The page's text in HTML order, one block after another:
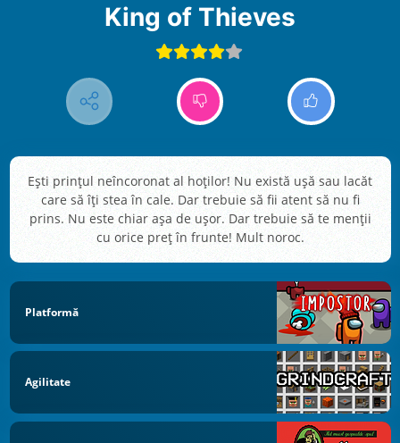
King of Thieves
Ești prințul neîncoronat al hoților! Nu există ușă sau lacăt
care să îți stea în cale. Dar trebuie să fii atent să nu fi
prins. Nu este chiar așa de ușor. Dar trebuie să te menții
cu orice preț în frunte! Mult noroc.
Platformă
Agilitate